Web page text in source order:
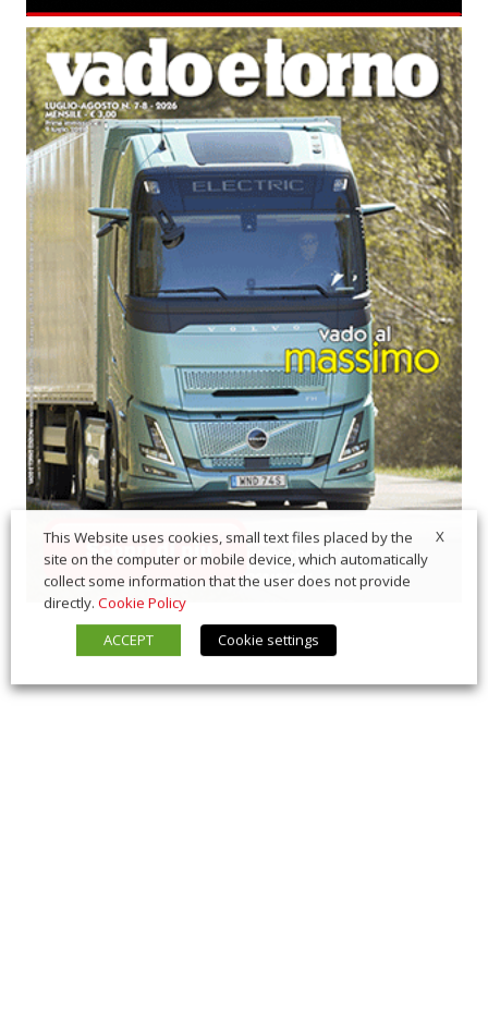
X
This Website uses cookies, small text files placed by the
site on the computer or mobile device, which automatically
collect some information that the user does not provide
directly. Cookie Policy
ACCEPT
Cookie settings